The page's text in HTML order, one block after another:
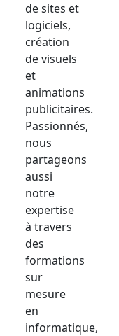
de sites et
logiciels,
création
de visuels
et
animations
publicitaires.
Passionnés,
nous
partageons
aussi
notre
expertise
à travers
des
formations
sur
mesure
en
informatique,